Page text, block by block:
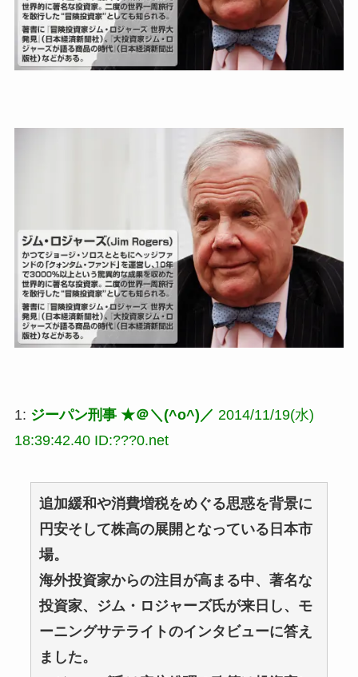
1: ジーパン刑事 ★＠＼(^o^)／ 2014/11/19(水)
18:39:42.40 ID:???0.net
追加緩和や消費増税をめぐる思惑を背景に
円安そして株高の展開となっている日本市
場。
海外投資家からの注目が高まる中、著名な
投資家、ジム・ロジャーズ氏が来日し、モ
ーニングサテライトのインタビューに答え
ました。